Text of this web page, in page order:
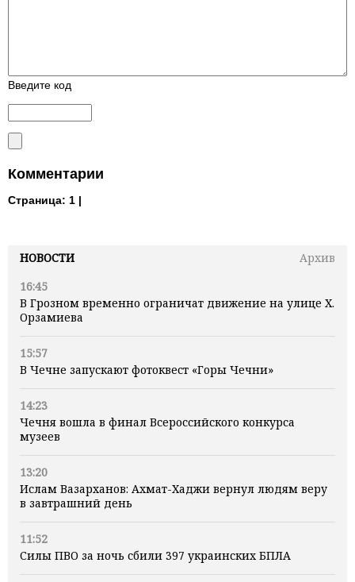
НОВОСТИ
Архив
16:45
В Грозном временно ограничат движение на улице Х.
Орзамиева
15:57
В Чечне запускают фотоквест «Горы Чечни»
14:23
Чечня вошла в финал Всероссийского конкурса
музеев
13:20
Ислам Вазарханов: Ахмат-Хаджи вернул людям веру
в завтрашний день
11:52
Силы ПВО за ночь сбили 397 украинских БПЛА
Введите код
Комментарии
Страница: 1 |